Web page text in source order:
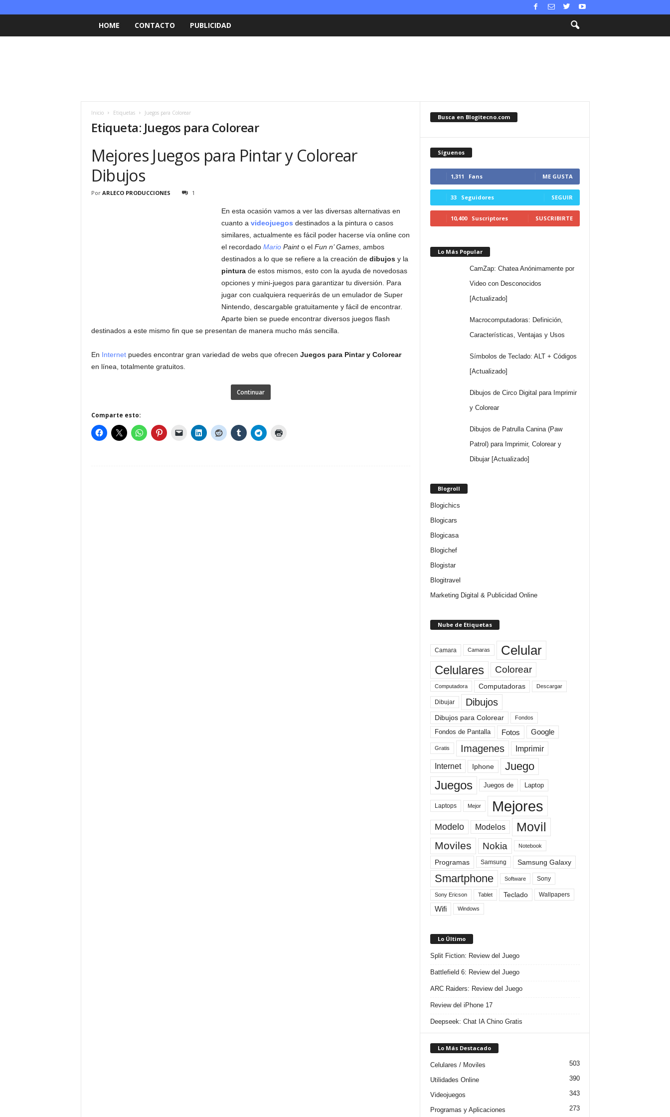
HOME CONTACTO PUBLICIDAD
Inicio Etiquetas Juegos para Colorear
Etiqueta: Juegos para Colorear
Mejores Juegos para Pintar y Colorear
Dibujos
Por ARLECO PRODUCCIONES 1
En esta ocasión vamos a ver las diversas alternativas en
cuanto a videojuegos destinados a la pintura o casos
similares, actualmente es fácil poder hacerse vía online con
el recordado MarioPainto el Fun n’ Games, ambos
destinados a lo que se refiere a la creación de dibujosy la
pinturade estos mismos, esto con la ayuda de novedosas
opciones y mini-juegos para garantizar tu diversión. Para
jugar con cualquiera requerirás de un emulador de Super
Nintendo, descargable gratuitamente y fácil de encontrar.
Aparte bien se puede encontrar diversos juegos flash
destinados a este mismo fin que se presentan de manera mucho más sencilla.
En Internetpuedes encontrar gran variedad de webs que ofrecen Juegos para Pintar y Colorear
en línea, totalmente gratuitos.
Continuar
Comparte esto:
Busca en Blogitecno.com
Síguenos
1,311 Fans ME GUSTA
33 Seguidores SEGUIR
10,400 Suscriptores SUSCRIBIRTE
Lo Más Popular
CamZap: Chatea Anónimamente por
Video con Desconocidos
[Actualizado]
Macrocomputadoras: Definición,
Características, Ventajas y Usos
Símbolos de Teclado: ALT + Códigos
[Actualizado]
Dibujos de Circo Digital para Imprimir
y Colorear
Dibujos de Patrulla Canina (Paw
Patrol) para Imprimir, Colorear y
Dibujar [Actualizado]
Blogroll
Blogichics
Blogicars
Blogicasa
Blogichef
Blogistar
Blogitravel
Marketing Digital & Publicidad Online
Nube de Etiquetas
Camara Camaras Celular
Celulares Colorear
Computadora Computadoras Descargar
Dibujar Dibujos
Dibujos para Colorear Fondos
Fondos de Pantalla Fotos Google
Gratis Imagenes Imprimir
Internet Iphone Juego
Juegos Juegos de Laptop
Laptops Mejor Mejores
Modelo Modelos Movil
Moviles Nokia Notebook
Programas Samsung Samsung Galaxy
Smartphone Software Sony
Sony Ericson Tablet Teclado Wallpapers
Wifi Windows
Lo Último
Split Fiction: Review del Juego
Battlefield 6: Review del Juego
ARC Raiders: Review del Juego
Review del iPhone 17
Deepseek: Chat IA Chino Gratis
Lo Más Destacado
Celulares / Moviles 503
Utilidades Online 390
Videojuegos 343
Programas y Aplicaciones 273